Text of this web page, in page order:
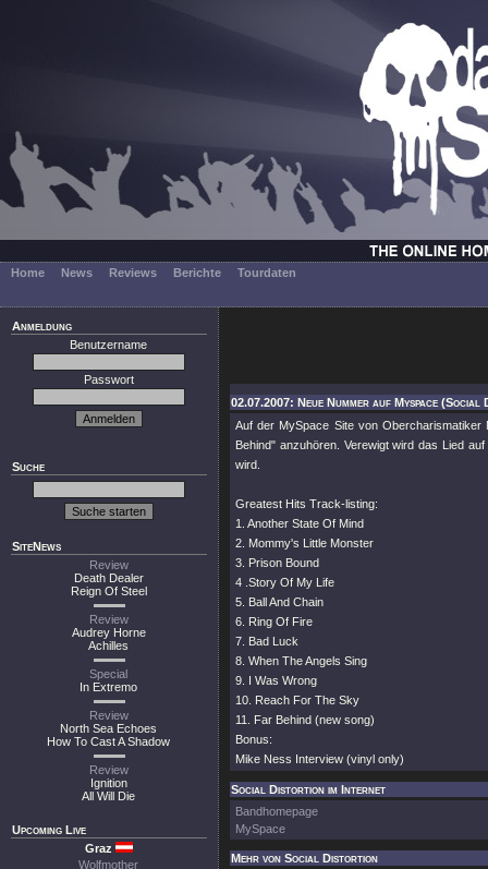
Home News Reviews Berichte Tourdaten
Anmeldung
Benutzername
Passwort
Suche
SiteNews
Review
Death Dealer
Reign Of Steel
Review
Audrey Horne
Achilles
Special
In Extremo
Review
North Sea Echoes
How To Cast A Shadow
Review
Ignition
All Will Die
Upcoming Live
Graz
Wolfmother
02.07.2007: Neue Nummer auf Myspace
Auf der MySpace Site von
Behind" anzuhören. Verewigt wird das Lied
wird.
Greatest Hits Track-listing:
1. Another State Of Mind
2. Mommy's Little Monster
3. Prison Bound
4 .Story Of My Life
5. Ball And Chain
6. Ring Of Fire
7. Bad Luck
8. When The Angels Sing
9. I Was Wrong
10. Reach For The Sky
11. Far Behind (new song)
Bonus:
Mike Ness Interview (vinyl only)
Social Distortion im Internet
Bandhomepage
MySpace
Mehr von Social Distortion